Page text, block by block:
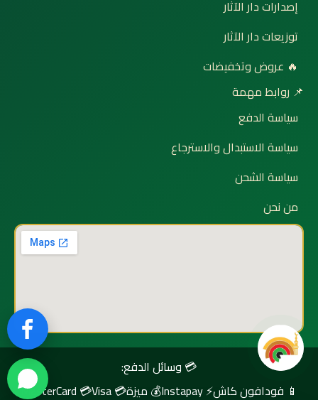
إصدارات دار الآثار
توزيعات دار الآثار
🔥 عروض وتخفيضات
📌 روابط مهمة
سياسة الدفع
سياسة الاستبدال والاسترجاع
سياسة الشحن
من نحن
💳 وسائل الدفع:
📱 فودافون كاش⚡ Instapay 💰 ميزة💳 Visa
💳 MasterCard